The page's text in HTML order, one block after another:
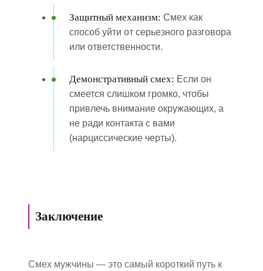
Защитный механизм: Смех как
способ уйти от серьезного разговора
или ответственности.
Демонстративный смех: Если он
смеется слишком громко, чтобы
привлечь внимание окружающих, а
не ради контакта с вами
(нарциссические черты).
Заключение
Смех мужчины — это самый короткий путь к